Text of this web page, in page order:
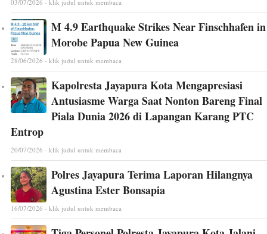
03/07/2026 - klik judul untuk membaca
M 4.9 Earthquake Strikes Near Finschhafen in
Morobe Papua New Guinea
28/06/2026 - klik judul untuk membaca
Kapolresta Jayapura Kota Mengapresiasi
Antusiasme Warga Saat Nonton Bareng Final
Piala Dunia 2026 di Lapangan Karang PTC
Entrop
20/07/2026 - klik judul untuk membaca
Polres Jayapura Terima Laporan Hilangnya
Agustina Ester Bonsapia
16/07/2026 - klik judul untuk membaca